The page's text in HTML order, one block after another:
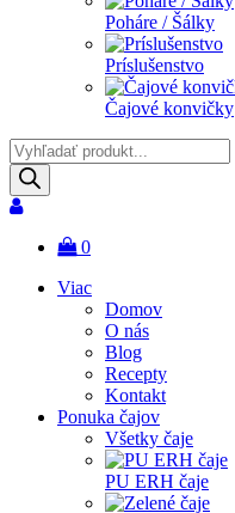
Poháre / Šálky
Príslušenstvo
Čajové konvičky
Products
search
0
Viac
Domov
O nás
Blog
Recepty
Kontakt
Ponuka čajov
Všetky čaje
PU ERH čaje